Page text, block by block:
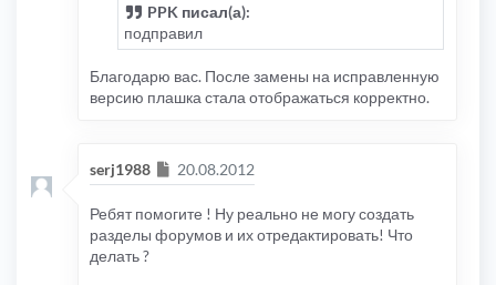
PPK писал(а):
подправил
Благодарю вас. После замены на исправленную
версию плашка стала отображаться корректно.
serj1988 Сообщение
20.08.2012
Ребят помогите ! Ну реально не могу создать
разделы форумов и их отредактировать! Что
делать ?